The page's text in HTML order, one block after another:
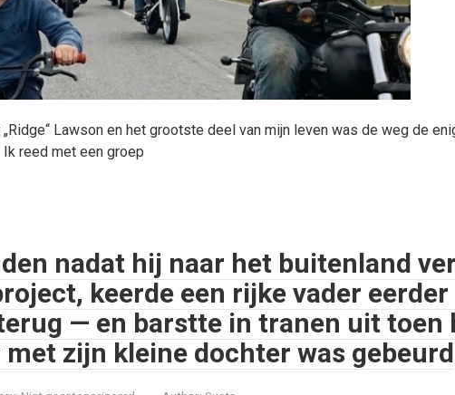
„Ridge“ Lawson en het grootste deel van mijn leven was de weg de
reed met een groep
nadat hij naar het buitenland
keerde een rijke vader eerder
— en barstte in tranen uit toen
met zijn kleine dochter was gebeurd